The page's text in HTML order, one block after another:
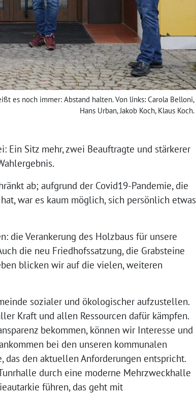
es noch immer: Abstand halten. Von links: Carola Belloni,
Hans Urban, Jakob Koch, Klaus Koch.
Ein Sitz mehr, zwei Beauftragte und stärkerer
ab; aufgrund der Covid19-Pandemie, die
war es kaum möglich, sich persönlich etwas
die Verankerung des Holzbaus für unsere
die neu Friedhofssatzung, die Grabsteine
blicken wir auf die vielen, weiteren
sozialer und ökologischer aufzustellen.
Kraft und allen Ressourcen dafür kämpfen.
bekommen, können wir Interesse und
bei den unseren kommunalen
das den aktuellen Anforderungen entspricht.
durch eine moderne Mehrzweckhalle
führen, das geht mit